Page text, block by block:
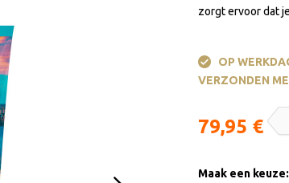
zorgt ervoor dat
OP
VERZONDEN
79,95 €
Maak een keuze: